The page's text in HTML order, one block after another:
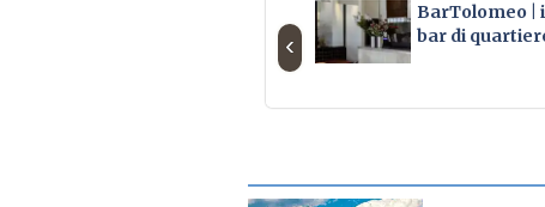
BarTolomeo |
bar di
‹